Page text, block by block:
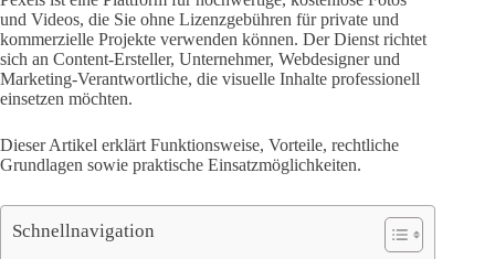
und Videos, die Sie ohne Lizenzgebühren für private und
kommerzielle Projekte verwenden können. Der Dienst richtet
sich an Content-Ersteller, Unternehmer, Webdesigner und
Marketing-Verantwortliche, die visuelle Inhalte professionell
einsetzen möchten.
Dieser Artikel erklärt Funktionsweise, Vorteile, rechtliche
Grundlagen sowie praktische Einsatzmöglichkeiten.
Schnellnavigation